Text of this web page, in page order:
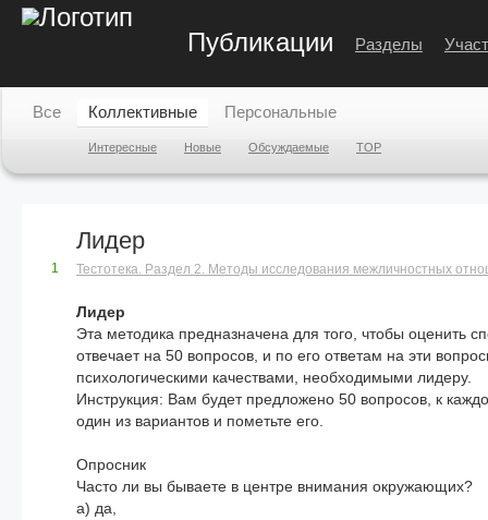
Публикации Разделы
Все Коллективные
Интересные Новые Обсуждаемые TOP
Персональные
Лидер
1 Тестотека. Раздел 2. Методы исследования межличностных
Лидер
Эта методика предназначена для того, чтобы оценить
отвечает на 50 вопросов, и по его ответам на эти
психологическими качествами, необходимыми лидеру.
Инструкция: Вам будет предложено 50 вопросов, к
один из вариантов и пометьте его.
Опросник
Часто ли вы бываете в центре внимания окружающих?
а) да,